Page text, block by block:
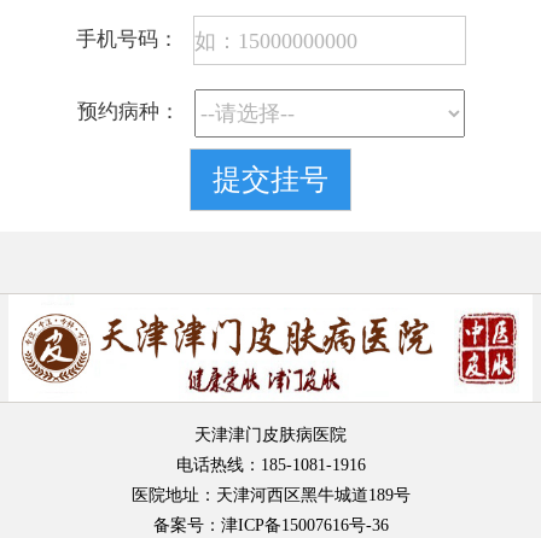
手机号码：
预约病种：
天津津门皮肤病医院
电话热线：185-1081-1916
医院地址：天津河西区黑牛城道189号
备案号：津ICP备15007616号-36